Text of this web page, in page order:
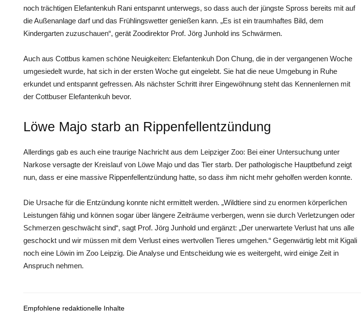
noch trächtigen Elefantenkuh Rani entspannt unterwegs, so dass auch der jüngste Spross bereits mit auf
die Außenanlage darf und das Frühlingswetter genießen kann. „Es ist ein traumhaftes Bild, dem
Kindergarten zuzuschauen“, gerät Zoodirektor Prof. Jörg Junhold ins Schwärmen.
Auch aus Cottbus kamen schöne Neuigkeiten: Elefantenkuh Don Chung, die in der vergangenen Woche
umgesiedelt wurde, hat sich in der ersten Woche gut eingelebt. Sie hat die neue Umgebung in Ruhe
erkundet und entspannt gefressen. Als nächster Schritt ihrer Eingewöhnung steht das Kennenlernen mit
der Cottbuser Elefantenkuh bevor.
Löwe Majo starb an Rippenfellentzündung
Allerdings gab es auch eine traurige Nachricht aus dem Leipziger Zoo: Bei einer Untersuchung unter
Narkose versagte der Kreislauf von Löwe Majo und das Tier starb. Der pathologische Hauptbefund zeigt
nun, dass er eine massive Rippenfellentzündung hatte, so dass ihm nicht mehr geholfen werden konnte.
Die Ursache für die Entzündung konnte nicht ermittelt werden. „Wildtiere sind zu enormen körperlichen
Leistungen fähig und können sogar über längere Zeiträume verbergen, wenn sie durch Verletzungen oder
Schmerzen geschwächt sind“, sagt Prof. Jörg Junhold und ergänzt: „Der unerwartete Verlust hat uns alle
geschockt und wir müssen mit dem Verlust eines wertvollen Tieres umgehen.“ Gegenwärtig lebt mit Kigali
noch eine Löwin im Zoo Leipzig. Die Analyse und Entscheidung wie es weitergeht, wird einige Zeit in
Anspruch nehmen.
Empfohlene redaktionelle Inhalte